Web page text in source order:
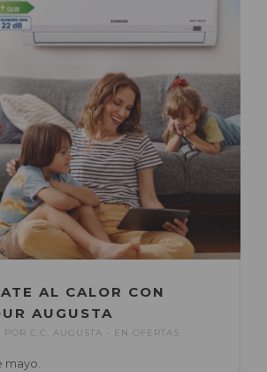
AL CALOR CON
AUGUSTA
POR C.C. AUGUSTA EN OFERTAS
mayo.